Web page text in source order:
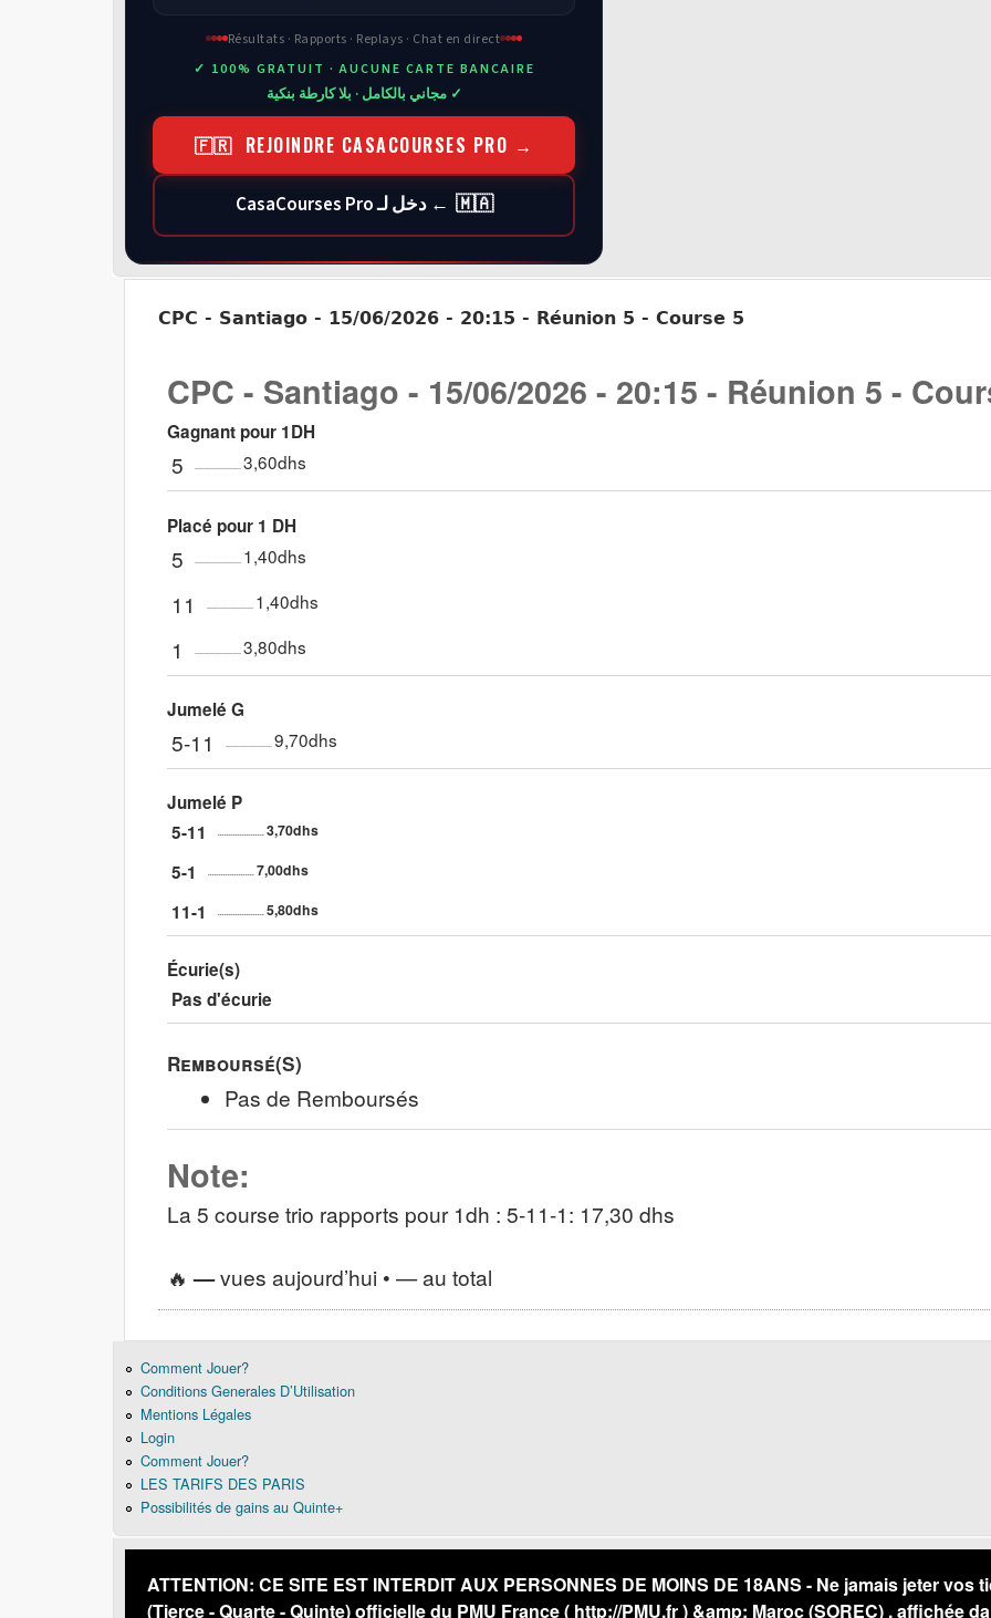
Résultats · Rapports · Replays · Chat en direct
✓ 100% GRATUIT · AUCUNE CARTE BANCAIRE
✓ مجاني بالكامل · بلا كارطة بنكية
🇫🇷 REJOINDRE CASACOURSES PRO →
🇲🇦 ← دخل لـ CasaCourses Pro
CPC - Santiago - 15/06/2026 - 20:15 - Réunion 5 - Course 5
CPC - Santiago - 15/06/2026 - 20:15 - Réunion 5 -
Gagnant pour 1DH
5 3,60dhs
Placé pour 1 DH
5 1,40dhs
11 1,40dhs
1 3,80dhs
Jumelé G
5-11 9,70dhs
Jumelé P
5-11
3,70dhs
5-1 7,00dhs
11-1 5,80dhs
Écurie(s)
Pas d'écurie
Remboursé(s)
Pas de Remboursés
Note:
La 5 course trio rapports pour 1dh : 5-11-1: 17,30 dhs
🔥—vues aujourd’hui • —au total
Comment Jouer?
Conditions Generales D’Utilisation
Mentions Légales
Login
Comment Jouer?
LES TARIFS DES PARIS
Possibilités de gains au Quinte+
ATTENTION: CE SITE EST INTERDIT AUX PERSONNES DE MOINS DE 18ANS - Ne jamais jeter
(Tierce - Quarte - Quinte) officielle du PMU France ( http://PMU.fr) &amp; Maroc (SOREC) , affichée